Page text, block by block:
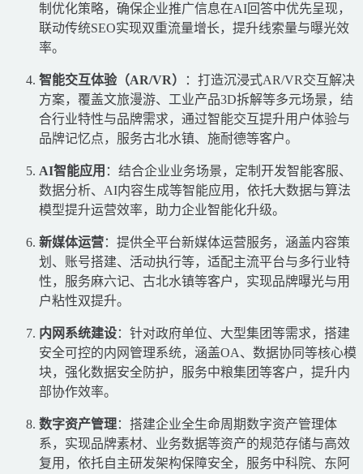
制优化策略，确保企业推广信息在AI回答中优先呈现，
联动传统SEO实现双重流量增长，提升线索量与曝光效
率。
智能交互体验（AR/VR）
：打造沉浸式AR/VR交互解决
方案，覆盖文旅漫游、工业产品3D拆解等多元场景，结
合行业特性与品牌需求，通过智能交互提升用户体验与
品牌记忆点，服务古北水镇、施耐德等客户。
AI智能应用 ：结合企业业务场景，定制开发智能客服、
数据分析、AI内容生成等智能应用，依托大数据与算法
模型提升运营效率，助力企业智能化升级。
新媒体运营：提供全平台新媒体运营服务，涵盖内容策
划、账号搭建、活动执行等，适配主流平台与多行业特
性，服务麻六记、古北水镇等客户，实现品牌曝光与用
户粘性双提升。
内网系统建设：针对政府单位、大型集团等需求，搭建
安全可控的内网管理系统，涵盖OA、数据协同等核心模
块，强化数据安全防护，服务中粮集团等客户，提升内
部协作效率。
数字资产管理：搭建企业全生命周期数字资产管理体
系，实现品牌素材、业务数据等资产的规范存储与高效
复用，依托自主研发架构保障安全，服务中科院、东阿